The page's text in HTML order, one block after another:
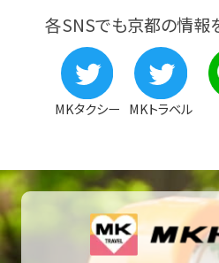
各SNSでも京都の情報
MKタクシー MKトラベル